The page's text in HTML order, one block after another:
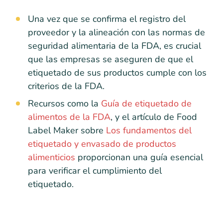
Una vez que se confirma el registro del
proveedor y la alineación con las normas de
seguridad alimentaria de la FDA, es crucial
que las empresas se aseguren de que el
etiquetado de sus productos cumple con los
criterios de la FDA.
Recursos como la Guía de etiquetado de
alimentos de la FDA, y el artículo de Food
Label Maker sobre Los fundamentos del
etiquetado y envasado de productos
alimenticios proporcionan una guía esencial
para verificar el cumplimiento del
etiquetado.